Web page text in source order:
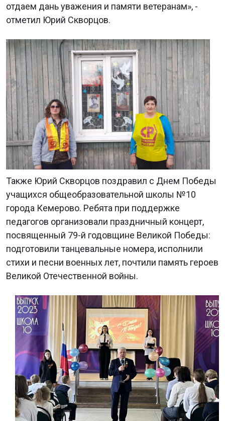
отдаем дань уважения и памяти ветеранам», -
отметил Юрий Скворцов.
Также Юрий Скворцов поздравил с Днем Победы
учащихся общеобразовательной школы №10
города Кемерово. Ребята при поддержке
педагогов организовали праздничный концерт,
посвященный 79-й годовщине Великой Победы:
подготовили танцевальные номера, исполнили
стихи и песни военных лет, почтили память героев
Великой Отечественной войны.